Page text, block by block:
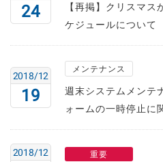
24
【再掲】クリスマ
ケジュールについて
19
2018/12
メンテナンス
週末システムメンテ
ォームの一時停止に
2018/12 重要